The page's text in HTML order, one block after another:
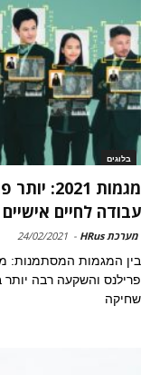
בלוגים
מגמות
עבודה לחיים אישיים
מערכת HRus -
24/02/2021
בין המגמות המסתמנות:
פרילנס והשקעה רבה
שחיקה